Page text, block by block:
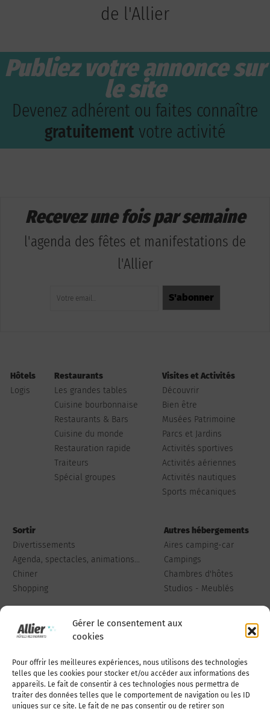
Gérer le consentement aux
cookies
Pour offrir les meilleures expériences, nous utilisons des technologies
telles que les cookies pour stocker et/ou accéder aux informations des
appareils. Le fait de consentir à ces technologies nous permettra de
traiter des données telles que le comportement de navigation ou les ID
uniques sur ce site. Le fait de ne pas consentir ou de retirer son
de l'Allier
Publiez votre annonce sur
le site
Devenez adhérent ou faites connaître
gratuitement votre activité
Recevez une fois par semaine
l'agenda des fêtes et manifestations de
l'Allier
Hôtels
Logis
Restaurants
Les grandes tables
Cuisine bourbonnaise
Restaurants & Bars
Cuisine du monde
Restauration rapide
Traiteurs
Spécial groupes
Visites et Activités
Découvrir
Bien être
Musées Patrimoine
Parcs et Jardins
Activités sportives
Activités aériennes
Activités nautiques
Sports mécaniques
Sortir
Divertissements
Agenda, spectacles, animations...
Chiner
Shopping
Autres hébergements
Aires camping-car
Campings
Chambres d'hôtes
Studios - Meublés
Qui sommes-nous Publiez votre annonce